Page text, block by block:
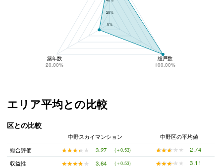
20%
0%
築年数
20.00%
総戸数
100.00%
エリア平均との比較
区との比較
中野スカイマンション
中野区の平均値
総合評価
★★★★★
★★★★★ 3.27 (＋0.53) ★★★★★
★★★★★
2.74
収益性
★★★★★
★★★★★ 3.64 (＋0.53) ★★★★★
★★★★★
3.11